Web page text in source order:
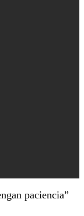
paciencia”